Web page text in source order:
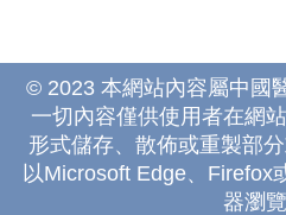
© 2023 本網站內容屬中國
一切內容僅供使用者在網
形式儲存、散佈或重製部
以Microsoft Edge、Firefox
器瀏覽